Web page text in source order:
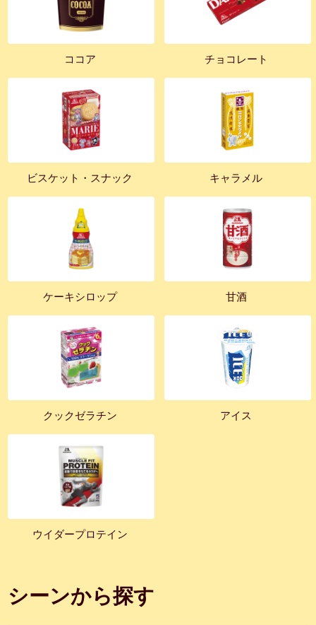
ココア チョコレート
ビスケット・スナック キャラメル
ケーキシロップ 甘酒
クックゼラチン アイス
ウイダープロテイン
シーンから探す